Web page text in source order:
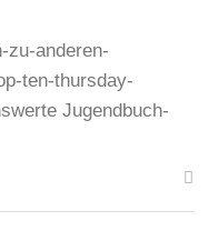
zu-anderen-
ten-thursday-
Jugendbuch-